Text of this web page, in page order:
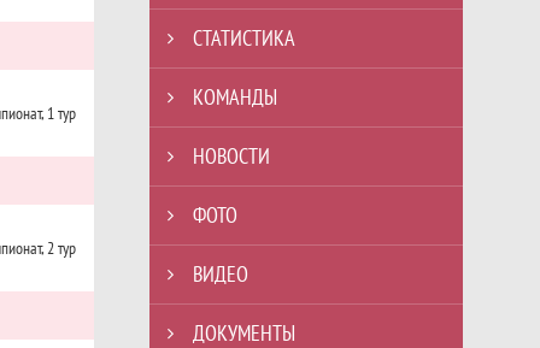
1 тур
2 тур
СТАТИСТИКА
КОМАНДЫ
НОВОСТИ
ФОТО
ВИДЕО
ДОКУМЕНТЫ